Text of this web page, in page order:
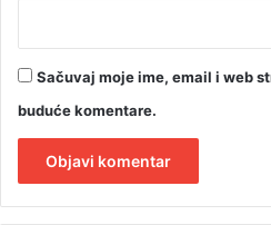
Sačuvaj moje ime, email i web
buduće komentare.